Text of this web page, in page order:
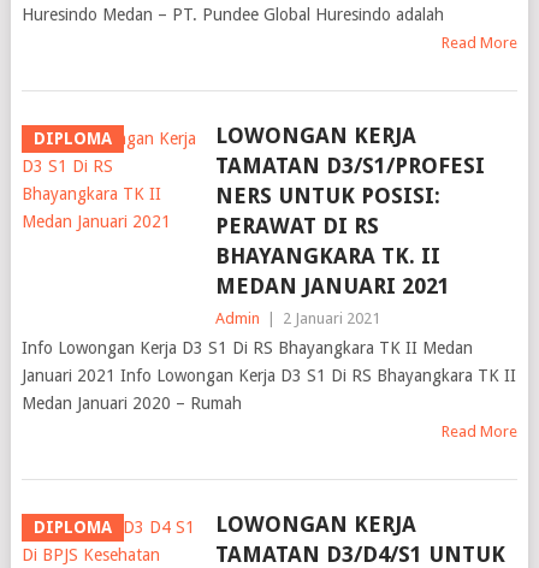
Huresindo Medan – PT. Pundee Global Huresindo adalah
Read More
DIPLOMA
LOWONGAN KERJA
TAMATAN D3/S1/PROFESI
NERS UNTUK POSISI:
PERAWAT DI RS
BHAYANGKARA TK. II
MEDAN JANUARI 2021
Admin 2 Januari 2021
Info Lowongan Kerja D3 S1 Di RS Bhayangkara TK II Medan
Januari 2021 Info Lowongan Kerja D3 S1 Di RS Bhayangkara TK II
Medan Januari 2020 – Rumah
Read More
DIPLOMA
LOWONGAN KERJA
TAMATAN D3/D4/S1 UNTUK